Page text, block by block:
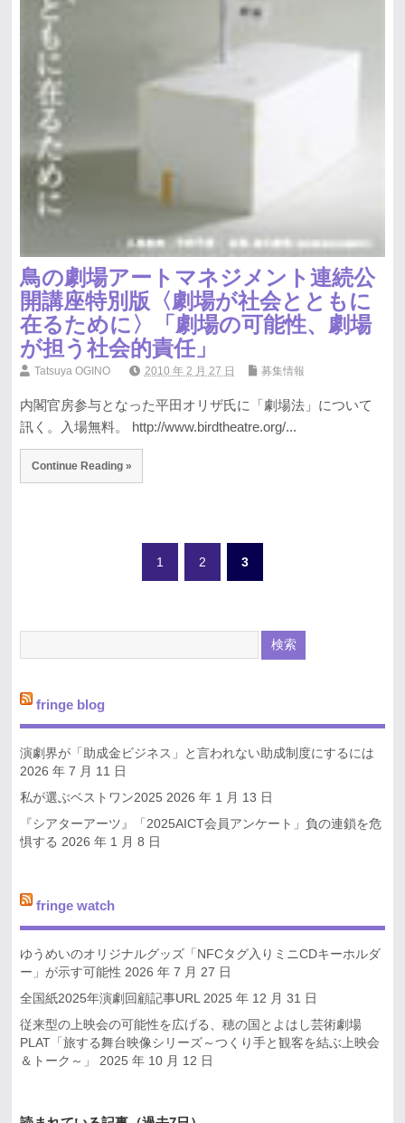
鳥の劇場アートマネジメント連続公
開講座特別版〈劇場が社会とともに
在るために〉「劇場の可能性、劇場
が担う社会的責任」
Tatsuya OGINO 2010 年 2 月 27 日 募集情報
内閣官房参与となった平田オリザ氏に「劇場法」について
訊く。入場無料。 http://www.birdtheatre.org/...
Continue Reading »
1 2 3
fringe blog
演劇界が「助成金ビジネス」と言われない助成制度にするには
2026 年 7 月 11 日
私が選ぶベストワン2025 2026 年 1 月 13 日
『シアターアーツ』「2025AICT会員アンケート」負の連鎖を危
惧する 2026 年 1 月 8 日
fringe watch
ゆうめいのオリジナルグッズ「NFCタグ入りミニCDキーホルダ
ー」が示す可能性 2026 年 7 月 27 日
全国紙2025年演劇回顧記事URL 2025 年 12 月 31 日
従来型の上映会の可能性を広げる、穂の国とよはし芸術劇場
PLAT「旅する舞台映像シリーズ～つくり手と観客を結ぶ上映会
＆トーク～」
2025 年 10 月 12 日